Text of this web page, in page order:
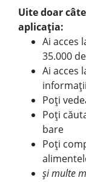
Uite doar
aplicația:
Ai acces
35.000
Ai acces
Poți
Poți
bare
Poți
și multe